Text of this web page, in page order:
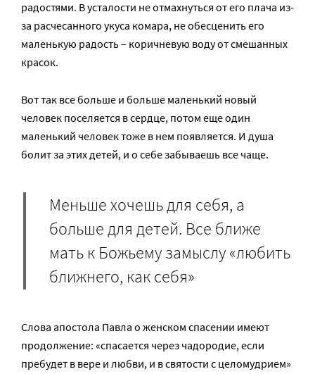
радостями. В усталости не отмахнуться от его плача из-
за расчесанного укуса комара, не обесценить его
маленькую радость – коричневую воду от смешанных
красок.
Вот так все больше и больше маленький новый
человек поселяется в сердце, потом еще один
маленький человек тоже в нем появляется. И душа
болит за этих детей, и о себе забываешь все чаще.
Меньше хочешь для себя, а
больше для детей. Все ближе
мать к Божьему замыслу «любить
ближнего, как себя»
Слова апостола Павла о женском спасении имеют
продолжение: «спасается через чадородие, если
пребудет в вере и любви, и в святости с целомудрием»